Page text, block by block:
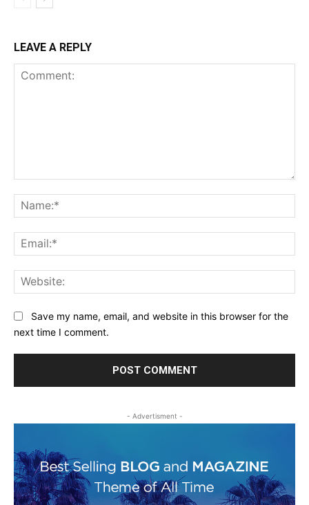
LEAVE A REPLY
Save my name, email, and website in this browser for the
next time I comment.
- Advertisment -